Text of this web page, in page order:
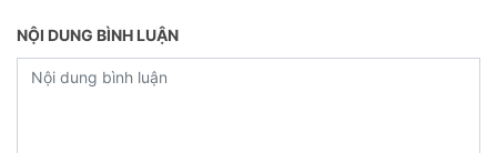
NỘI DUNG BÌNH LUẬN